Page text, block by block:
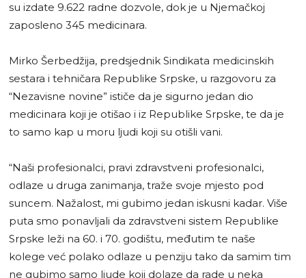
su izdate 9.622 radne dozvole, dok je u Njemačkoj
zaposleno 345 medicinara.
Mirko Šerbedžija, predsjednik Sindikata medicinskih
sestara i tehničara Republike Srpske, u razgovoru za
“Nezavisne novine” ističe da je sigurno jedan dio
medicinara koji je otišao i iz Republike Srpske, te da je
to samo kap u moru ljudi koji su otišli vani.
“Naši profesionalci, pravi zdravstveni profesionalci,
odlaze u druga zanimanja, traže svoje mjesto pod
suncem. Nažalost, mi gubimo jedan iskusni kadar. Više
puta smo ponavljali da zdravstveni sistem Republike
Srpske leži na 60. i 70. godištu, međutim te naše
kolege već polako odlaze u penziju tako da samim tim
ne gubimo samo ljude koji dolaze da rade u neka